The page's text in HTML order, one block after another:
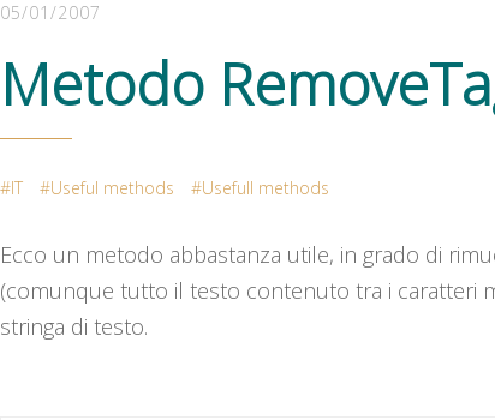
05/01/2007
Metodo
IT Useful methods Usefull methods
Ecco un metodo abbastanza utile, in grado di
(comunque tutto il testo contenuto tra i caratteri
stringa di testo.